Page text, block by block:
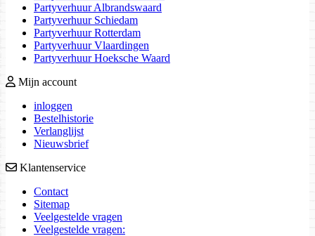
Partyverhuur Albrandswaard
Partyverhuur Schiedam
Partyverhuur Rotterdam
Partyverhuur Vlaardingen
Partyverhuur Hoeksche Waard
Mijn account
inloggen
Bestelhistorie
Verlanglijst
Nieuwsbrief
Klantenservice
Contact
Sitemap
Veelgestelde vragen
Veelgestelde vragen: